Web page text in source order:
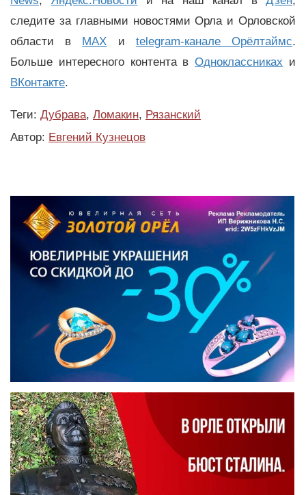
следите за главными новостями Орла и Орловской
области в MAX и telegram-канале Орёлтаймс.
Больше интересного контента вОдноклассниках и
ВКонтакте.
Теги: Дубрава, Ломакин, Рязанский
Автор: Евгений Кузнецов